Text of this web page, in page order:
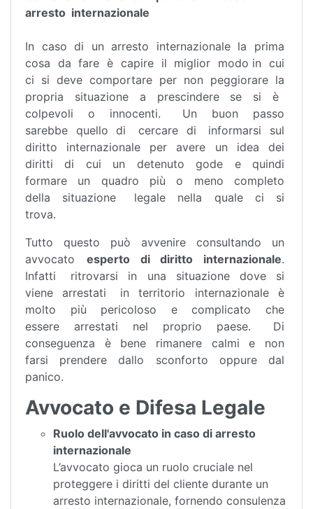
arresto internazionale
In caso di un arresto internazionale la prima
cosa da fare è capire il miglior modo in cui
ci si deve comportare per non peggiorare la
propria situazione a prescindere se si è
colpevoli o innocenti. Un buon passo
sarebbe quello di cercare di informarsi sul
diritto internazionale per avere un idea dei
diritti di cui un detenuto gode e quindi
formare un quadro più o meno completo
della situazione legale nella quale ci si
trova.
Tutto questo può avvenire consultando un
avvocato esperto di diritto internazionale.
Infatti ritrovarsi in una situazione dove si
viene arrestati in territorio internazionale è
molto più pericoloso e complicato che
essere arrestati nel proprio paese. Di
conseguenza è bene rimanere calmi e non
farsi prendere dallo sconforto oppure dal
panico.
Avvocato e Difesa Legale
Ruolo dell'avvocato in caso di arresto
internazionale
L’avvocato gioca un ruolo cruciale nel
proteggere i diritti del cliente durante un
arresto internazionale, fornendo consulenza